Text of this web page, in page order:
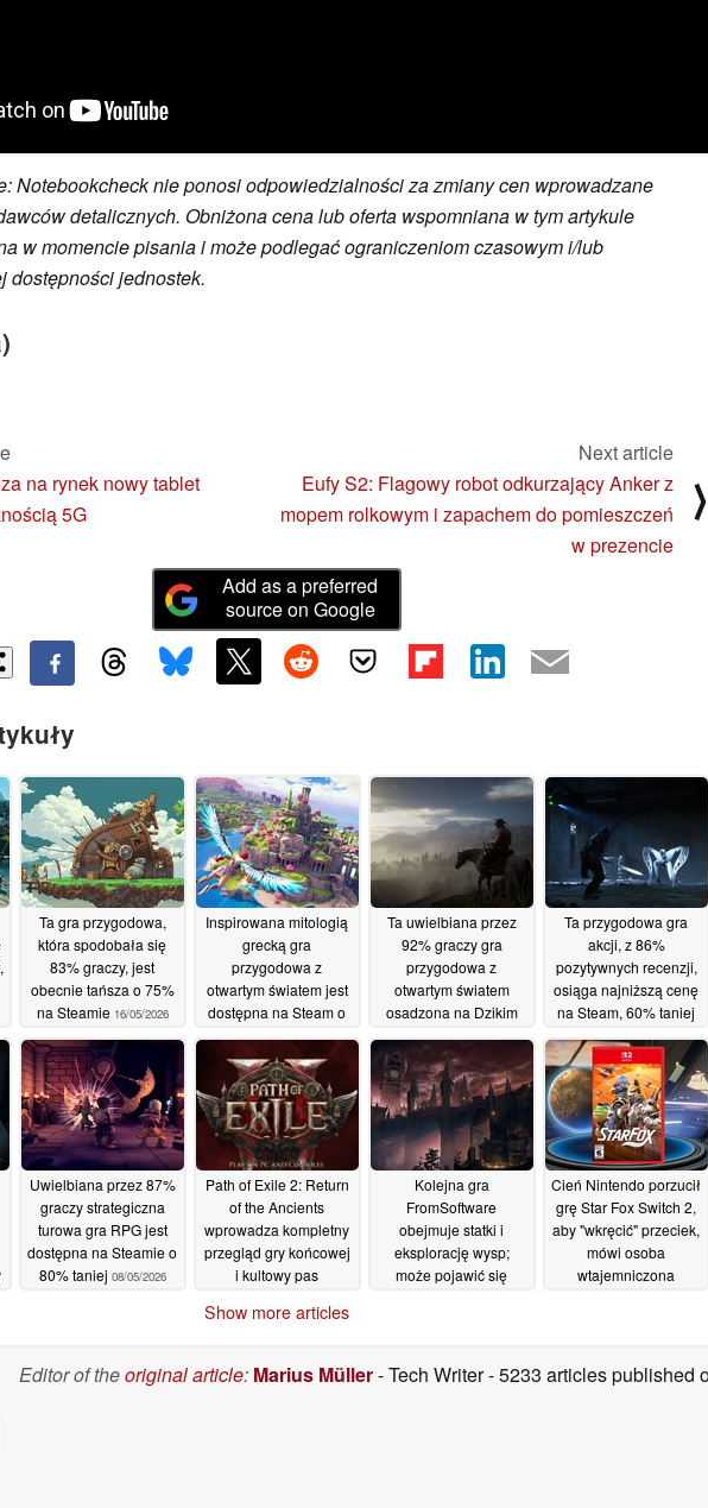
Notebookcheck nie ponosi odpowiedzialności za zmiany cen wprowadzane
detalicznych. Obniżona cena lub oferta wspomniana w tym artykule
w momencie pisania i może podlegać ograniczeniom czasowym i/lub
dostępności jednostek.
na rynek nowy tablet
5G
Next article
Eufy S2: Flagowy robot odkurzający Anker z
mopem rolkowym i zapachem do pomieszczeń
w prezencie
⟩
Add as a preferred
source on Google
Ta gra przygodowa,
która spodobała się
83% graczy, jest
obecnie tańsza o 75%
na Steamie 16/05/2026
Inspirowana mitologią
grecką gra
przygodowa z
otwartym światem jest
dostępna na Steam o
15/05/2026
Ta uwielbiana przez
92% graczy gra
przygodowa z
otwartym światem
osadzona na Dzikim
o 75% na Steamie
14/05/2026
Ta przygodowa gra
akcji, z 86%
pozytywnych recenzji,
osiąga najniższą cenę
na Steam, 60% taniej
13/05/2026
Uwielbiana przez 87%
graczy strategiczna
turowa gra RPG jest
dostępna na Steamie o
80% taniej 08/05/2026
Path of Exile 2: Return
of the Ancients
wprowadza kompletny
przegląd gry końcowej
i kultowy pas
Kolejna gra
FromSoftware
obejmuje statki i
eksplorację wysp;
może pojawić się
Cień Nintendo porzucił
grę Star Fox Switch 2,
aby "wkręcić" przeciek,
mówi osoba
wtajemniczona
Show more articles
Editor of theoriginal article: Marius Müller- Tech Writer- 5233 articles published